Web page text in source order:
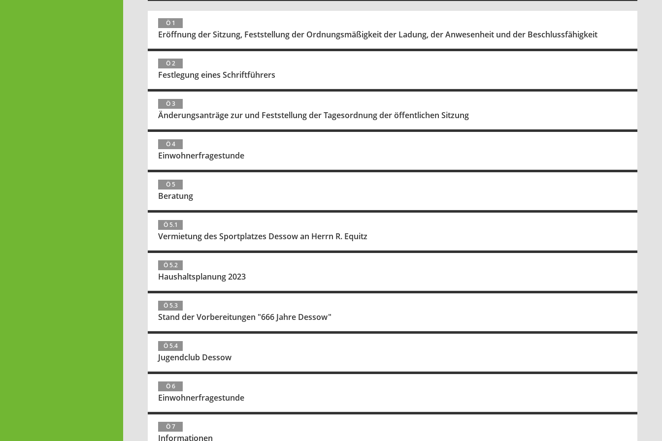
Ö 1
Eröffnung der Sitzung, Feststellung der Ordnungsmäßigkeit der Ladung, der Anwesenheit und der Beschlussfähigkeit
Ö 2
Festlegung eines Schriftführers
Ö 3
Änderungsanträge zur und Feststellung der Tagesordnung der öffentlichen Sitzung
Ö 4
Einwohnerfragestunde
Ö 5
Beratung
Ö 5.1
Vermietung des Sportplatzes Dessow an Herrn R. Equitz
Ö 5.2
Haushaltsplanung 2023
Ö 5.3
Stand der Vorbereitungen "666 Jahre Dessow"
Ö 5.4
Jugendclub Dessow
Ö 6
Einwohnerfragestunde
Ö 7
Informationen